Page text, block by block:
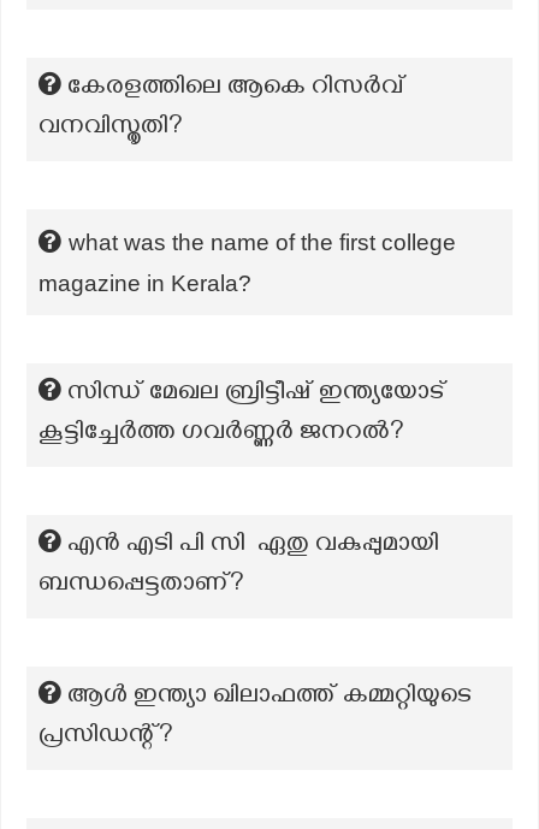
കേരളത്തിലെ ആകെ റിസർവ്
വനവിസ്തൃതി?
what was the name of the first college
magazine in Kerala?
സിന്ധ് മേഖല ബ്രിട്ടീഷ് ഇന്ത്യയോട്
കൂട്ടിച്ചേർത്ത ഗവർണ്ണർ ജനറൽ?
എൻ എടി പി സി ഏതു വകുപ്പുമായി
ബന്ധപ്പെട്ടതാണ്?
ആൾ ഇന്ത്യാ ഖിലാഫത്ത് കമ്മറ്റിയുടെ
പ്രസിഡന്റ്?